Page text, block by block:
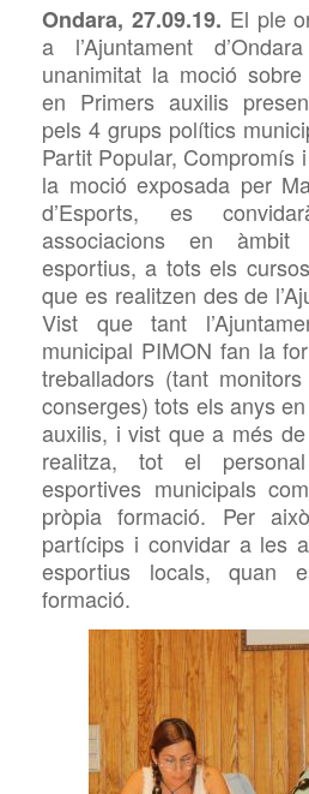
Ondara, 27.09.19. El ple
a l’Ajuntament
unanimitat la moció
en Primers auxilis
pels 4 grups polítics
Partit Popular, Compromís
la moció exposada per
d’Esports, es
associacions en
esportius, a tots els
que es realitzen des de
Vist que tant
municipal PIMON fan la
treballadors (tant
conserges) tots els anys
auxilis, ivist que a més
realitza, tot el
esportives municipals
pròpia formació. Per
partícips i convidar a les
esportius locals, quan
formació.